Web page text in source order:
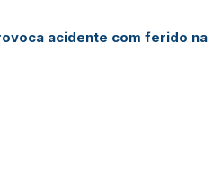
acidente com ferido na